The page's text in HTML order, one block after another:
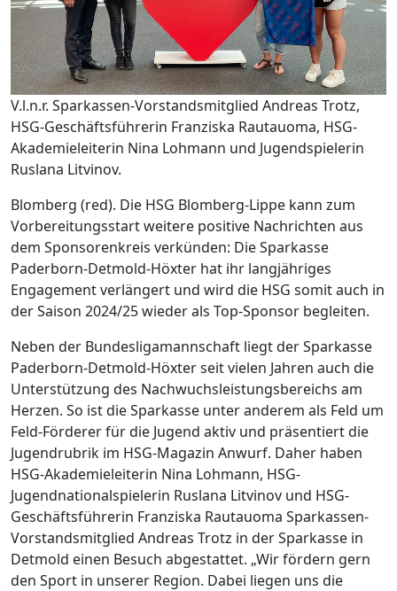
V.l.n.r. Sparkassen-Vorstandsmitglied Andreas Trotz,
HSG-Geschäftsführerin Franziska Rautauoma, HSG-
Akademieleiterin Nina Lohmann und Jugendspielerin
Ruslana Litvinov.
Blomberg (red). Die HSG Blomberg-Lippe kann zum
Vorbereitungsstart weitere positive Nachrichten aus
dem Sponsorenkreis verkünden: Die Sparkasse
Paderborn-Detmold-Höxter hat ihr langjähriges
Engagement verlängert und wird die HSG somit auch in
der Saison 2024/25 wieder als Top-Sponsor begleiten.
Neben der Bundesligamannschaft liegt der Sparkasse
Paderborn-Detmold-Höxter seit vielen Jahren auch die
Unterstützung des Nachwuchsleistungsbereichs am
Herzen. So ist die Sparkasse unter anderem als Feld um
Feld-Förderer für die Jugend aktiv und präsentiert die
Jugendrubrik im HSG-Magazin Anwurf. Daher haben
HSG-Akademieleiterin Nina Lohmann, HSG-
Jugendnationalspielerin Ruslana Litvinov und HSG-
Geschäftsführerin Franziska Rautauoma Sparkassen-
Vorstandsmitglied Andreas Trotz in der Sparkasse in
Detmold einen Besuch abgestattet. „Wir fördern gern
den Sport in unserer Region. Dabei liegen uns die